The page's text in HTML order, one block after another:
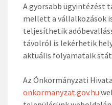
A gyorsabb ügyintézést
mellett a vállalkozások
teljesíthetik
távolról is lekérhetik
aktuális folyamataik
Az Önkormányzati
onkormanyzat.gov.hu